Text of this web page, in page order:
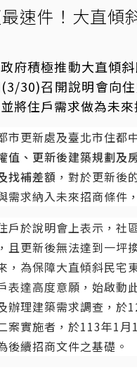
速件！大直傾
府積極推動大直傾
30)召開說明會向
將住戶需求做為未
市更新處及臺北市住都
值、更新後建築規劃及
找補差額 ，對於更新後
需求納入未來招商條件
戶於說明會上表示，社
且更新後無法達到一坪
，為保障大直傾斜民宅
表達高度意願，始啟動
辦理建築需求調查，於
案實施者，於113年1
後續招商文件之基礎。